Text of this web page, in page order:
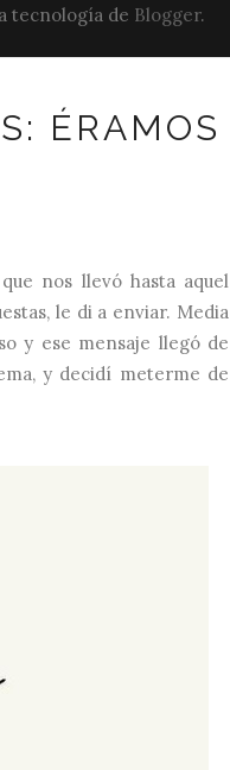
tecnología de Blogger.
ÉRAMOS
nos llevó hasta aquel
le di a enviar. Media
y ese mensaje llegó de
y decidí meterme de